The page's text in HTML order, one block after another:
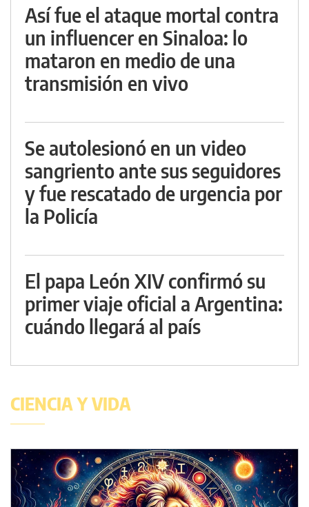
Así fue el ataque mortal contra
un influencer en Sinaloa: lo
mataron en medio de una
transmisión en vivo
Se autolesionó en un video
sangriento ante sus seguidores
y fue rescatado de urgencia por
la Policía
El papa León XIV confirmó su
primer viaje oficial a Argentina:
cuándo llegará al país
CIENCIA Y VIDA